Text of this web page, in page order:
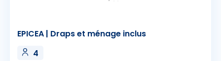
EPICEA | Draps et ménage inclus
4